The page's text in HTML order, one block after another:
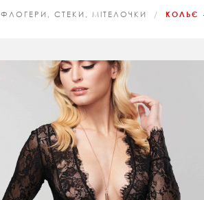
ФЛОГЕРИ, СТЕКИ, МІТЕЛОЧКИ КОЛЬЄ